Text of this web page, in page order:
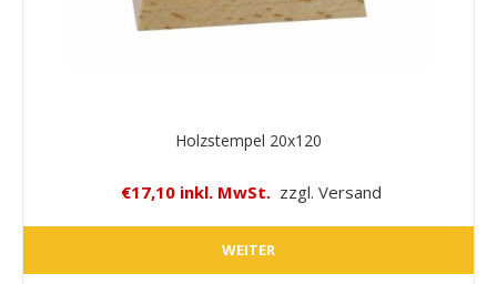
Holzstempel 20x120
€17,10 inkl. MwSt. zzgl. Versand
WEITER